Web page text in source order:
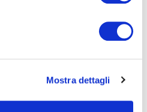
Mostra dettagli